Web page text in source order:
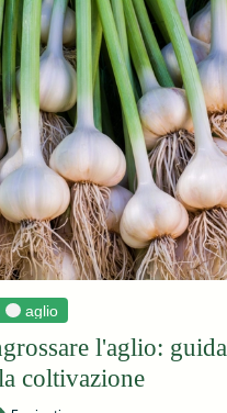
aglio
l'aglio: guida
coltivazione